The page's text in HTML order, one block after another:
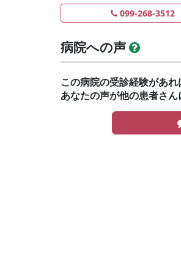
099-268-3512
病院への声
この病院の受診経験があ
あなたの声が他の患者さ